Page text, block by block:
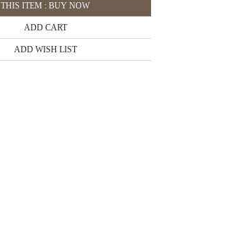
THIS ITEM : BUY NOW
ADD CART
ADD WISH LIST